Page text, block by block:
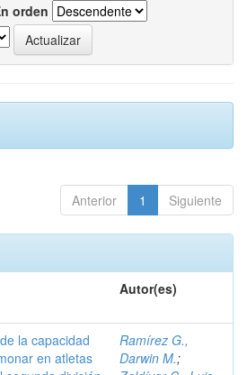
orden
Anterior 1 Siguiente
Autor(es)
la capacidad
en atletas
Ramírez G.,
Darwin M.;